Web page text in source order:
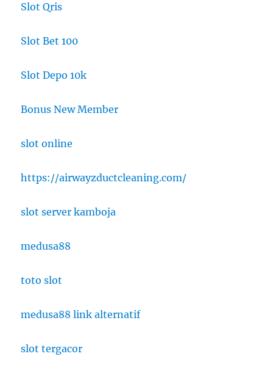
Slot Qris
Slot Bet 100
Slot Depo 10k
Bonus New Member
slot online
https://airwayzductcleaning.com/
slot server kamboja
medusa88
toto slot
medusa88 link alternatif
slot tergacor